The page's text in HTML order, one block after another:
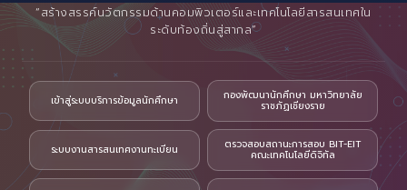
“สร้างสรรค์นวัตกรรมด้านคอมพิวเตอร์และเทคโนโลยีสารสนเทศใน
ระดับท้องถิ่นสู่สากล”
เข้าสู่ระบบบริการข้อมูลนักศึกษา
กองพัฒนานักศึกษา มหาวิทยาลัย
ราชภัฏเชียงราย
ระบบงานสารสนเทศงานทะเบียน
ตรวจสอบสถานะการสอบ BIT-EIT
คณะเทคโนโลยีดิจิทัล